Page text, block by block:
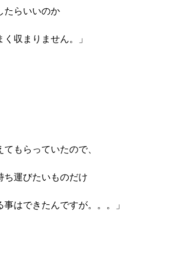
たらいいのか
収まりません。」
てもらっていたので、
ち運びたいものだけ
はできたんですが。。。」